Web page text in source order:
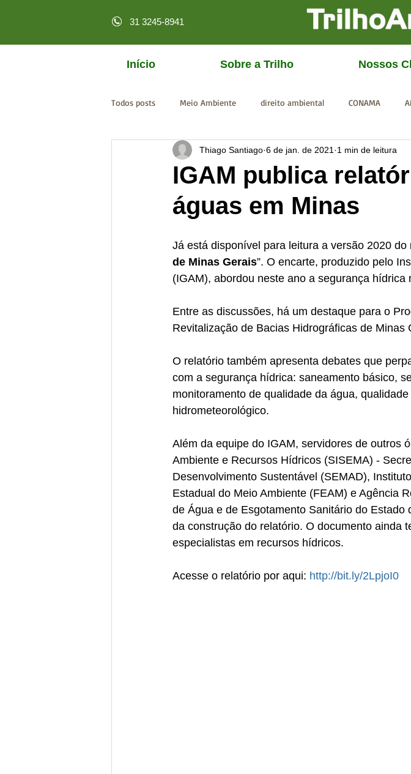
31 3245-8941
Início Sobre a Trilho Nossos
Todos posts Meio Ambiente direito ambiental CONAMA
licenciamento online MPF CGU IBAMA SISEMA
IGAM publica
águas em Minas
Thiago Santiago 6 de jan. de 2021 1 min de leitura
Já está disponível para leitura a versão 2020 do
de Minas Gerais”. O encarte, produzido pelo
(IGAM), abordou neste ano a segurança hídrica
Entre as discussões, há um destaque para o
Revitalização de Bacias Hidrográficas de Minas
O relatório também apresenta debates que
com a segurança hídrica: saneamento básico,
monitoramento de qualidade da água, qualidade
hidrometeorológico.
Além da equipe do IGAM, servidores de outros
Ambiente e Recursos Hídricos (SISEMA) -
Desenvolvimento Sustentável (SEMAD),
Estadual do Meio Ambiente (FEAM) e Agência
de Água e de Esgotamento Sanitário do
da construção do relatório. O documento ainda
especialistas em recursos hídricos.
Acesse o relatório por aqui: http://bit.ly/2LpjoI0